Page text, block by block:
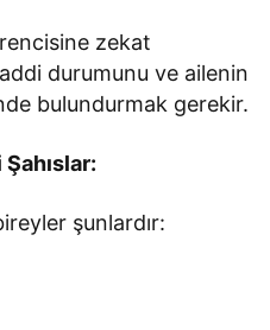
zekat
durumunu ve ailenin
bulundurmak gerekir.
şunlardır: